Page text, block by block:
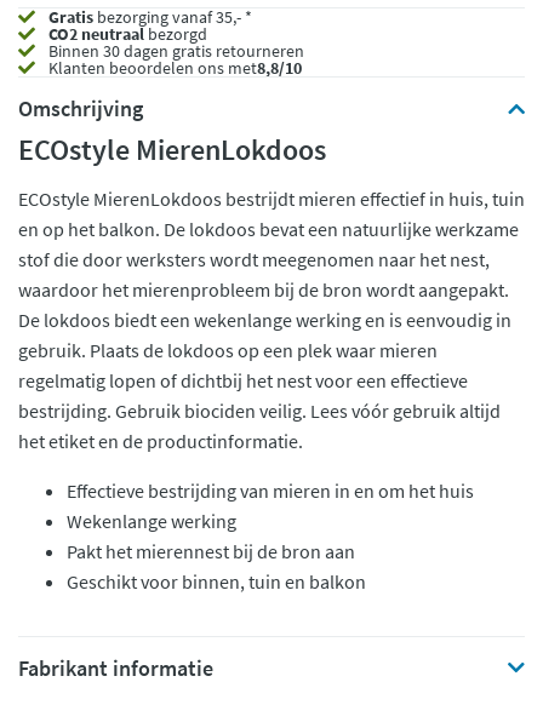
Gratis bezorging vanaf 35,- *
CO2 neutraalbezorgd
Binnen 30 dagen gratis retourneren
Klanten beoordelen ons met8,8/10
Omschrijving
ECOstyle MierenLokdoos
ECOstyle MierenLokdoos bestrijdt mieren effectief in huis, tuin
en op het balkon. De lokdoos bevat een natuurlijke werkzame
stof die door werksters wordt meegenomen naar het nest,
waardoor het mierenprobleem bij de bron wordt aangepakt.
De lokdoos biedt een wekenlange werking en is eenvoudig in
gebruik. Plaats de lokdoos op een plek waar mieren
regelmatig lopen of dichtbij het nest voor een effectieve
bestrijding. Gebruik biociden veilig. Lees vóór gebruik altijd
het etiket en de productinformatie.
Effectieve bestrijding van mieren in en om het huis
Wekenlange werking
Pakt het mierennest bij de bron aan
Geschikt voor binnen, tuin en balkon
Fabrikant informatie